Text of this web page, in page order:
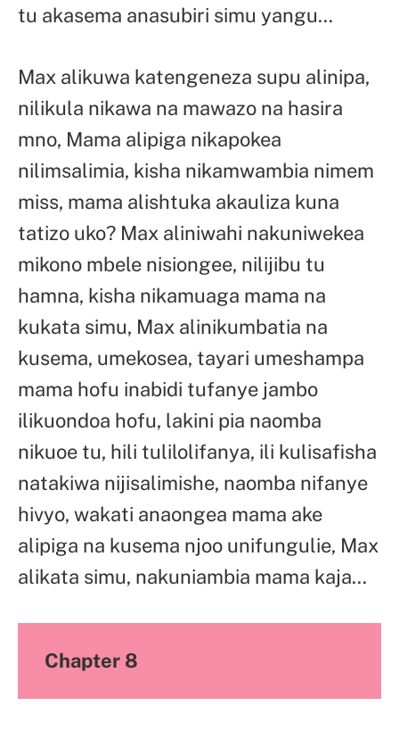
tu akasema anasubiri simu yangu…
Max alikuwa katengeneza supu alinipa,
nilikula nikawa na mawazo na hasira
mno, Mama alipiga nikapokea
nilimsalimia, kisha nikamwambia nimem
miss, mama alishtuka akauliza kuna
tatizo uko? Max aliniwahi nakuniwekea
mikono mbele nisiongee, nilijibu tu
hamna, kisha nikamuaga mama na
kukata simu, Max alinikumbatia na
kusema, umekosea, tayari umeshampa
mama hofu inabidi tufanye jambo
ilikuondoa hofu, lakini pia naomba
nikuoe tu, hili tulilolifanya, ili kulisafisha
natakiwa nijisalimishe, naomba nifanye
hivyo, wakati anaongea mama ake
alipiga na kusema njoo unifungulie, Max
alikata simu, nakuniambia mama kaja…
Chapter 8